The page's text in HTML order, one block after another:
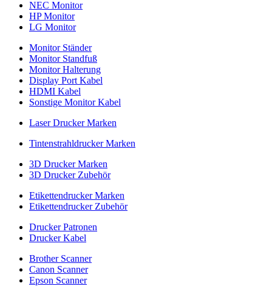
NEC Monitor
HP Monitor
LG Monitor
Monitor Ständer
Monitor Standfuß
Monitor Halterung
Display Port Kabel
HDMI Kabel
Sonstige Monitor Kabel
Laser Drucker Marken
Tintenstrahldrucker Marken
3D Drucker Marken
3D Drucker Zubehör
Etikettendrucker Marken
Etikettendrucker Zubehör
Drucker Patronen
Drucker Kabel
Brother Scanner
Canon Scanner
Epson Scanner